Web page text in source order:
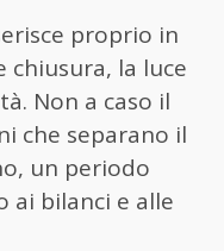
proprio in
chiusura, la luce
Non a caso il
che separano il
un periodo
ai bilanci e alle